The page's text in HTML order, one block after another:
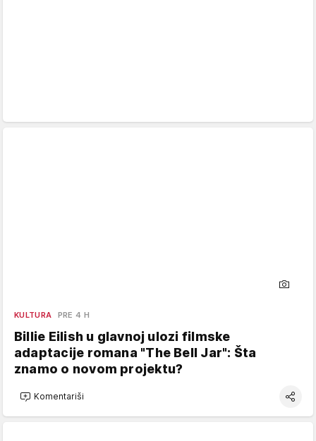
KULTURA PRE 4 H
Billie Eilish u glavnoj ulozi filmske
adaptacije romana "The Bell Jar": Šta
znamo o novom projektu?
Komentariši